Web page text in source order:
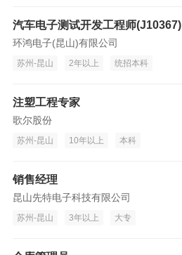
汽车电子测试开发工程师(J10367)
环鸿电子(昆山)有限公司
苏州-昆山 2年以上 统招本科
注塑工程专家
歌尔股份
苏州-昆山 10年以上 本科
销售经理
昆山先特电子科技有限公司
苏州-昆山 3年以上 大专